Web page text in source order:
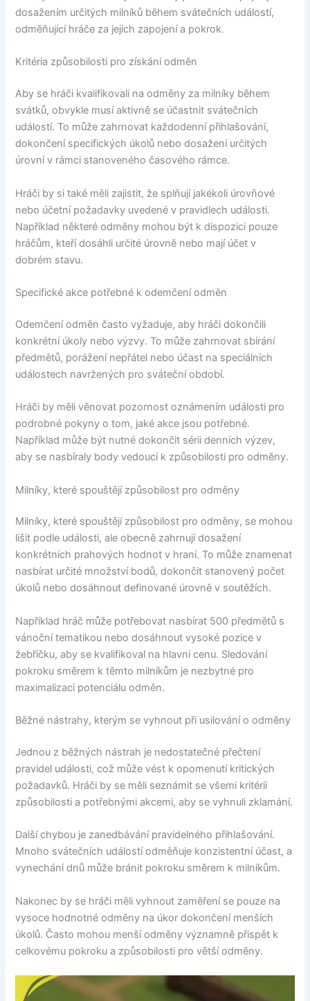
dosažením určitých milníků během svátečních událostí,
odměňující hráče za jejich zapojení a pokrok.
Kritéria způsobilosti pro získání odměn
Aby se hráči kvalifikovali na odměny za milníky během
svátků, obvykle musí aktivně se účastnit svátečních
událostí. To může zahrnovat každodenní přihlašování,
dokončení specifických úkolů nebo dosažení určitých
úrovní v rámci stanoveného časového rámce.
Hráči by si také měli zajistit, že splňují jakékoli úrovňové
nebo účetní požadavky uvedené v pravidlech události.
Například některé odměny mohou být k dispozici pouze
hráčům, kteří dosáhli určité úrovně nebo mají účet v
dobrém stavu.
Specifické akce potřebné k odemčení odměn
Odemčení odměn často vyžaduje, aby hráči dokončili
konkrétní úkoly nebo výzvy. To může zahrnovat sbírání
předmětů, porážení nepřátel nebo účast na speciálních
událostech navržených pro sváteční období.
Hráči by měli věnovat pozornost oznámením události pro
podrobné pokyny o tom, jaké akce jsou potřebné.
Například může být nutné dokončit sérii denních výzev,
aby se nasbíraly body vedoucí k způsobilosti pro odměny.
Milníky, které spouštějí způsobilost pro odměny
Milníky, které spouštějí způsobilost pro odměny, se mohou
lišit podle události, ale obecně zahrnují dosažení
konkrétních prahových hodnot v hraní. To může znamenat
nasbírat určité množství bodů, dokončit stanovený počet
úkolů nebo dosáhnout definované úrovně v soutěžích.
Například hráč může potřebovat nasbírat 500 předmětů s
vánoční tematikou nebo dosáhnout vysoké pozice v
žebříčku, aby se kvalifikoval na hlavní cenu. Sledování
pokroku směrem k těmto milníkům je nezbytné pro
maximalizaci potenciálu odměn.
Běžné nástrahy, kterým se vyhnout při usilování o odměny
Jednou z běžných nástrah je nedostatečné přečtení
pravidel události, což může vést k opomenutí kritických
požadavků. Hráči by se měli seznámit se všemi kritérii
způsobilosti a potřebnými akcemi, aby se vyhnuli zklamání.
Další chybou je zanedbávání pravidelného přihlašování.
Mnoho svátečních událostí odměňuje konzistentní účast, a
vynechání dnů může bránit pokroku směrem k milníkům.
Nakonec by se hráči měli vyhnout zaměření se pouze na
vysoce hodnotné odměny na úkor dokončení menších
úkolů. Často mohou menší odměny významně přispět k
celkovému pokroku a způsobilosti pro větší odměny.